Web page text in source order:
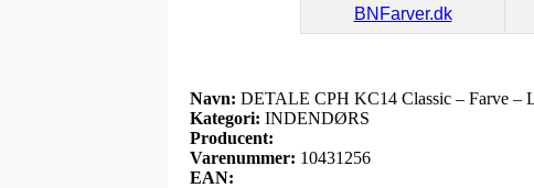
BNFarver.dk
Navn: DETALE CPH KC14 Classic – Farve –
Kategori: INDENDØRS
Producent:
Varenummer: 10431256
EAN: